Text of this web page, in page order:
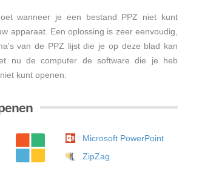
wanneer je een bestand PPZ niet kunt
apparaat. Een oplossing is zeer eenvoudig,
van de PPZ lijst die je op deze blad kan
nu de computer de software die je heb
kunt openen.
Microsoft PowerPoint
ZipZag